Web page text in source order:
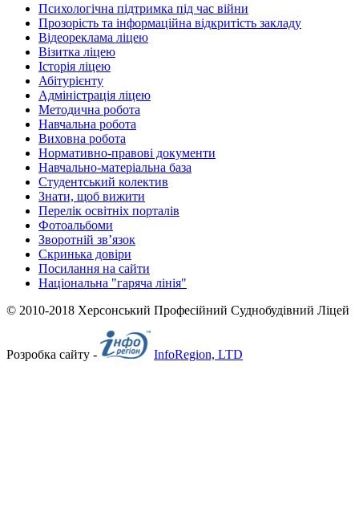
Психологічна підтримка під час війни
Прозорість та інформаційна відкритість закладу
Відеореклама ліцею
Візитка ліцею
Історія ліцею
Абітурієнту
Адміністрація ліцею
Методична робота
Навчальна робота
Виховна робота
Нормативно-правові документи
Навчально-матеріальна база
Студентський колектив
Знати, щоб вижити
Перелік освітніх порталів
Фотоальбоми
Зворотній зв’язок
Скринька довіри
Посилання на сайти
Національна "гаряча лінія"
© 2010-2018 Херсонський Професійний Суднобудівний Ліцей
Розробка сайту - InfoRegion, LTD